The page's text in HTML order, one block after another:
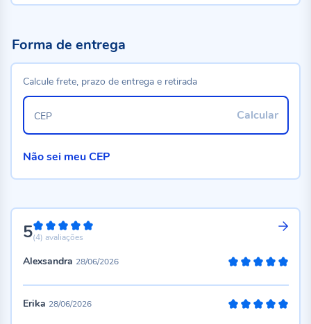
5100%
(4) avaliações
Alexsandra 28/06/2026
Erika 28/06/2026
Forma de entrega
Calcule frete, prazo de entrega e retirada
Calcular
CEP
Não sei meu CEP